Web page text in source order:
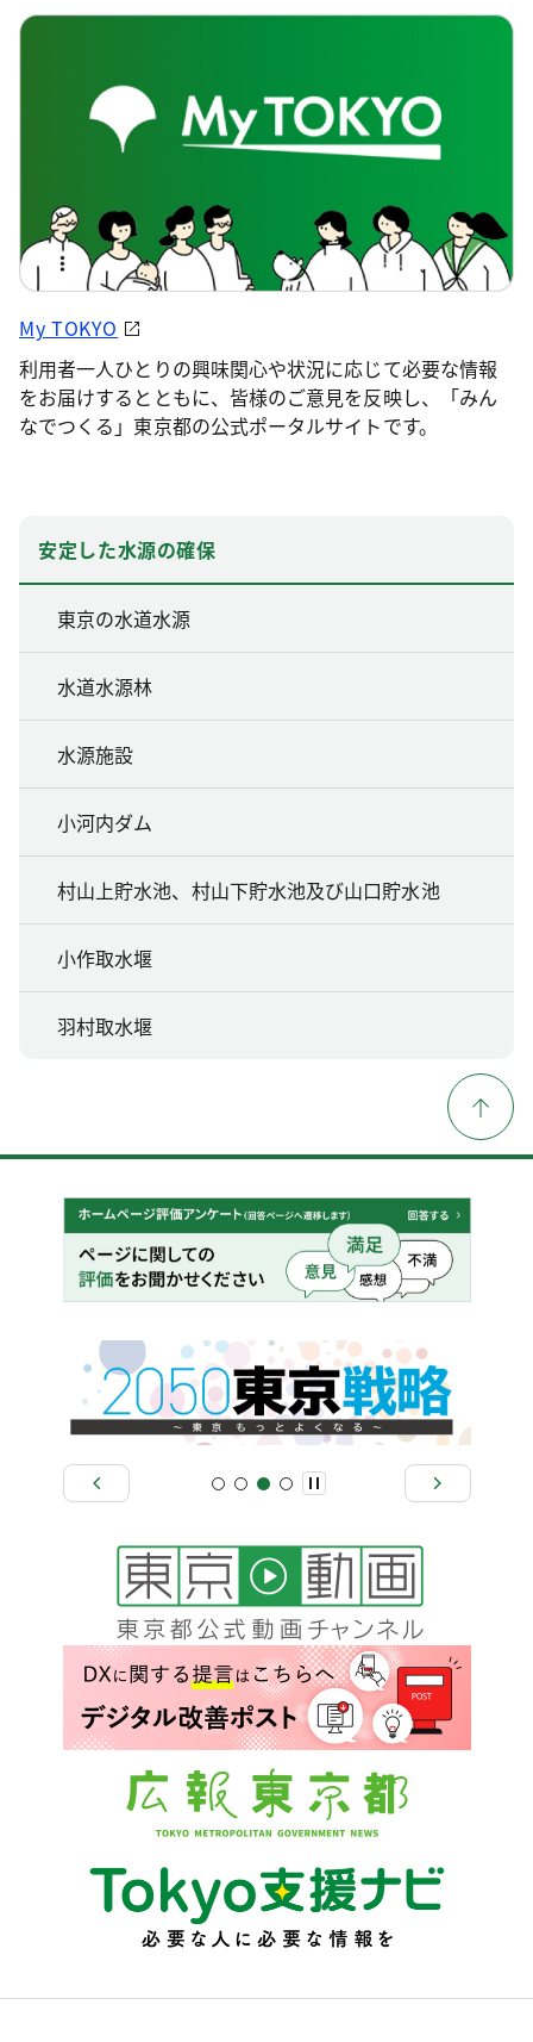
My TOKYO
利用者一人ひとりの興味関心や状況に応じて必要な情報
をお届けするとともに、皆様のご意見を反映し、「みん
なでつくる」東京都の公式ポータルサイトです。
安定した水源の確保
東京の水道水源
水道水源林
水源施設
小河内ダム
村山上貯水池、村山下貯水池及び山口貯水池
小作取水堰
羽村取水堰